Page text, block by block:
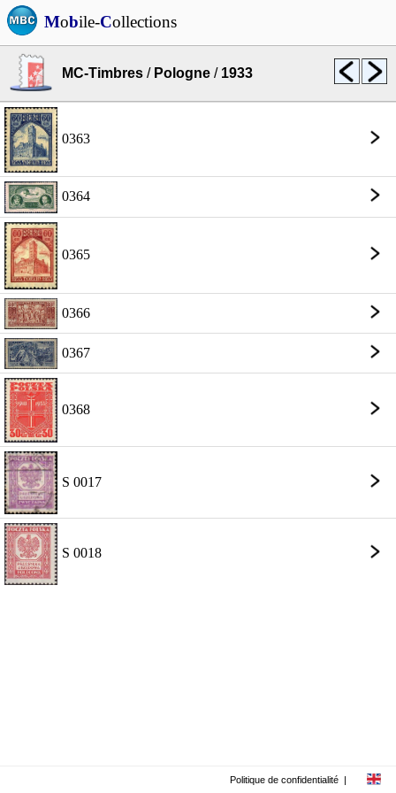
Mobile-Collections
MC-Timbres / Pologne / 1933
0363
0364
0365
0366
0367
0368
S 0017
S 0018
Politique de confidentialité |